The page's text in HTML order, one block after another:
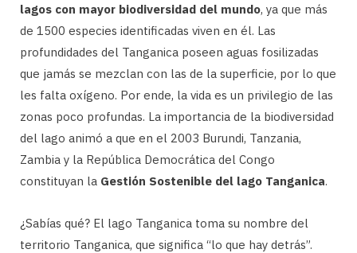
lagos con mayor biodiversidad del mundo, ya que más
de 1500 especies identificadas viven en él. Las
profundidades del Tanganica poseen aguas fosilizadas
que jamás se mezclan con las de la superficie, por lo que
les falta oxígeno. Por ende, la vida es un privilegio de las
zonas poco profundas. La importancia de la biodiversidad
del lago animó a que en el 2003 Burundi, Tanzania,
Zambia y la República Democrática del Congo
constituyan la Gestión Sostenible del lago Tanganica.
¿Sabías qué? El lago Tanganica toma su nombre del
territorio Tanganica, que significa “lo que hay detrás”.